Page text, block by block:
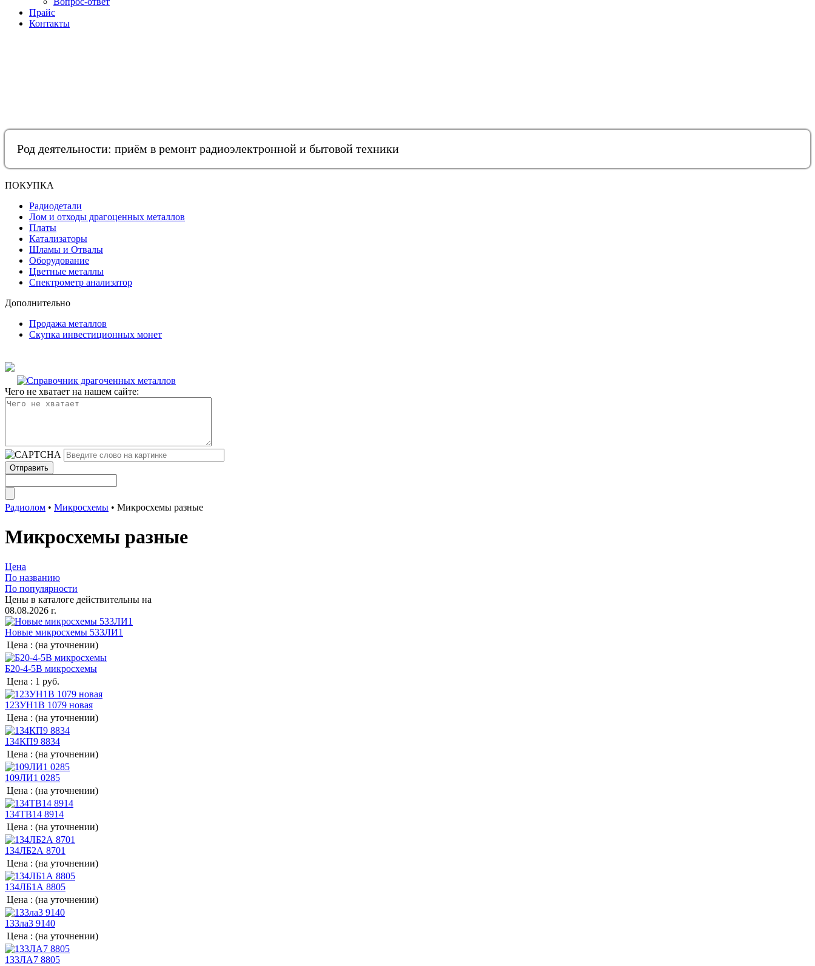
Прайс
Контакты
Род деятельности: приём в ремонт радиоэлектронной и бытовой техники
ПОКУПКА
Радиодетали
Лом и отходы драгоценных металлов
Платы
Катализаторы
Шламы и Отвалы
Оборудование
Цветные металлы
Спектрометр анализатор
Дополнительно
Продажа металлов
Скупка инвестиционных монет
Чего не хватает на нашем сайте:
Радиолом • Микросхемы • Микросхемы разные
Микросхемы разные
Цена
По названию
По популярности
Цены в каталоге действительны на
08.08.2026 г.
Новые микросхемы 533ЛИ1
Цена : (на уточнении)
Б20-4-5В микросхемы
Цена : 1 руб.
123УН1В 1079 новая
Цена : (на уточнении)
134КП9 8834
Цена : (на уточнении)
109ЛИ1 0285
Цена : (на уточнении)
134ТВ14 8914
Цена : (на уточнении)
134ЛБ2А 8701
Цена : (на уточнении)
134ЛБ1А 8805
Цена : (на уточнении)
133ла3 9140
Цена : (на уточнении)
133ЛА7 8805